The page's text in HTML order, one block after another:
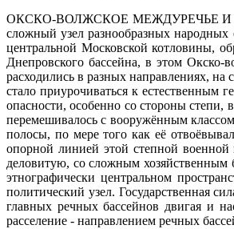
ОКСКО-ВОЛЖСКОЕ МЕЖДУРЕЧЬЕ И
сложный узел разнообразных
центральной Московской котловины,
Днепровского бассейна, в этом Окско-
расходились в разных направлениях, на
стало приурочиваться к естественным
опасности, особенно со стороны степи,
перемешивалось с вооружённым
полосы, по мере того как её
опорной линией этой степной военной
деловитую, со сложным хозяйственным
этнографически центральном
политический узел. Государственная
главных речных бассейнов двигая и
расселение - направлением речных